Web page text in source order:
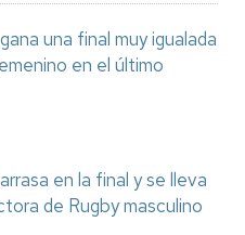
una final muy igualada
en el último
en la final y se lleva
de Rugby masculino